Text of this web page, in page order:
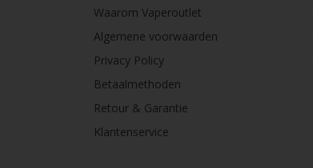
Waarom Vaperoutlet
Algemene voorwaarden
Privacy Policy
Betaalmethoden
Retour & Garantie
Klantenservice